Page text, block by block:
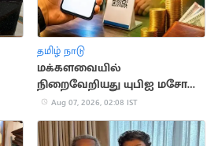
தமிழ் நாடு
மக்களவையில்
நிறைவேறியது யுபிஐ மசோதா:
நிதியமைச்சர் விளக்கம்
Aug 07, 2026, 02:08 IST